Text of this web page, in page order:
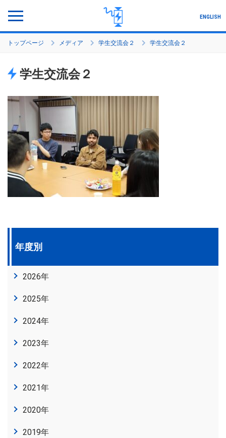
ENGLISH
研究プロジェクト
メンバー
プロジェクト生の声
セミナー・シンポジウム
活動・実績
各種手続き
トップページ メディア 学生交流会２ 学生交流会２
学生交流会２
年度別
2026年
2025年
2024年
2023年
2022年
2021年
2020年
2019年